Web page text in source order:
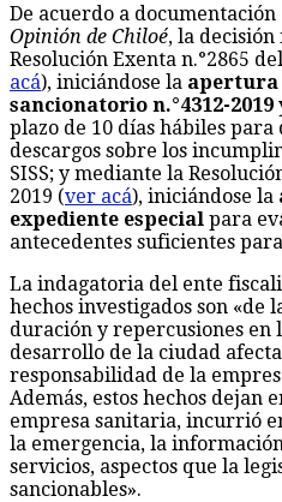
De acuerdo a
Opinión de Chiloé, la
Resolución Exenta n.°2865
acá), iniciándose la apertura
sancionatorio n.°4312-2019
plazo de 10 días hábiles para
descargos sobre los
SISS; y mediante la
2019 (ver acá), iniciándose la
expediente especial para
antecedentes suficientes
La indagatoria del ente
hechos investigados son «de
duración y repercusiones en
desarrollo de la ciudad
responsabilidad de la
Además, estos hechos dejan
empresa sanitaria, incurrió
la emergencia, la
servicios, aspectos que la
sancionables».